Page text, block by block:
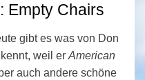
Empty Chairs
gibt es was von Don
weil er American
auch andere schöne